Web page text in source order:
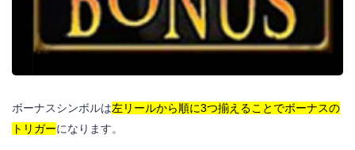
ボーナスシンボルは左リールから順に3つ揃えることでボーナスの
トリガーになります。